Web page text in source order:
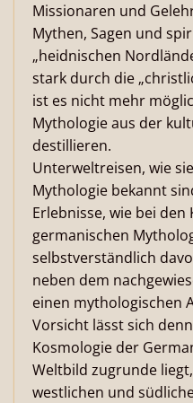
Missionaren und
Mythen, Sagen und
„heidnischen
stark durch die
ist es nicht mehr
Mythologie aus der
destillieren.
Unterweltreisen, wie
Mythologie bekannt
Erlebnisse, wie bei
germanischen
selbstverständlich
neben dem
einen mythologischen
Vorsicht lässt sich
Kosmologie der
Weltbild zugrunde
westlichen und